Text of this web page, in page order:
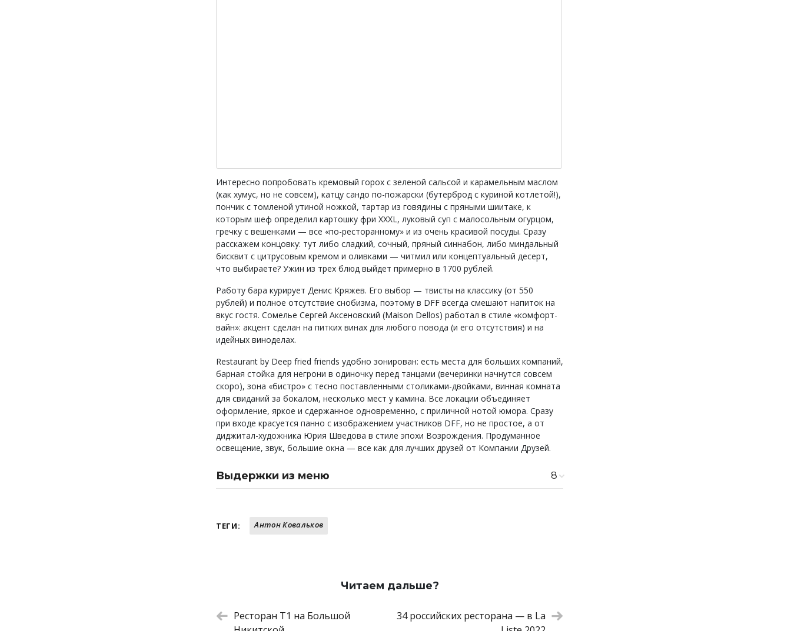
Интересно попробовать кремовый горох с зеленой сальсой и карамельным маслом
(как хумус, но не совсем), катцу сандо по-пожарски (бутерброд с куриной котлетой!),
пончик с томленой утиной ножкой, тартар из говядины с пряными шиитаке, к
которым шеф определил картошку фри XXXL, луковый суп с малосольным огурцом,
гречку с вешенками — все «по-ресторанному» и из очень красивой посуды. Сразу
расскажем концовку: тут либо сладкий, сочный, пряный синнабон, либо миндальный
бисквит с цитрусовым кремом и оливками — читмил или концептуальный десерт,
что выбираете? Ужин из трех блюд выйдет примерно в 1700 рублей.
Работу бара курирует Денис Кряжев. Его выбор — твисты на классику (от 550
рублей) и полное отсутствие снобизма, поэтому в DFF всегда смешают напиток на
вкус гостя. Сомелье Сергей Аксеновский (Maison Dellos) работал в стиле «комфорт-
вайн»: акцент сделан на питких винах для любого повода (и его отсутствия) и на
идейных виноделах.
Restaurant by Deep fried friends удобно зонирован: есть места для больших компаний,
барная стойка для негрони в одиночку перед танцами (вечеринки начнутся совсем
скоро), зона «бистро» с тесно поставленными столиками-двойками, винная комната
для свиданий за бокалом, несколько мест у камина. Все локации объединяет
оформление, яркое и сдержанное одновременно, с приличной нотой юмора. Сразу
при входе красуется панно с изображением участников DFF, но не простое, а от
диджитал-художника Юрия Шведова в стиле эпохи Возрождения. Продуманное
освещение, звук, большие окна — все как для лучших друзей от Компании Друзей.
Выдержки из меню
8
Кремовый желтый горох, зеленая сальса, карамельное масло
Синнабон, карамель из топленого молока, корица
ТЕГИ: Антон Ковальков
Читаем дальше?
Ресторан Т1 на Большой
34 российских ресторана — в La